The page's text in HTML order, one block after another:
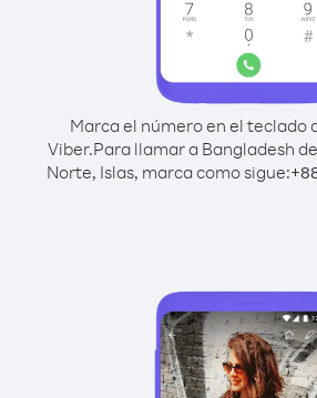
Marca el número en el teclado
Viber.Para llamar a Bangladesh
Norte, Islas, marca como sigue:+